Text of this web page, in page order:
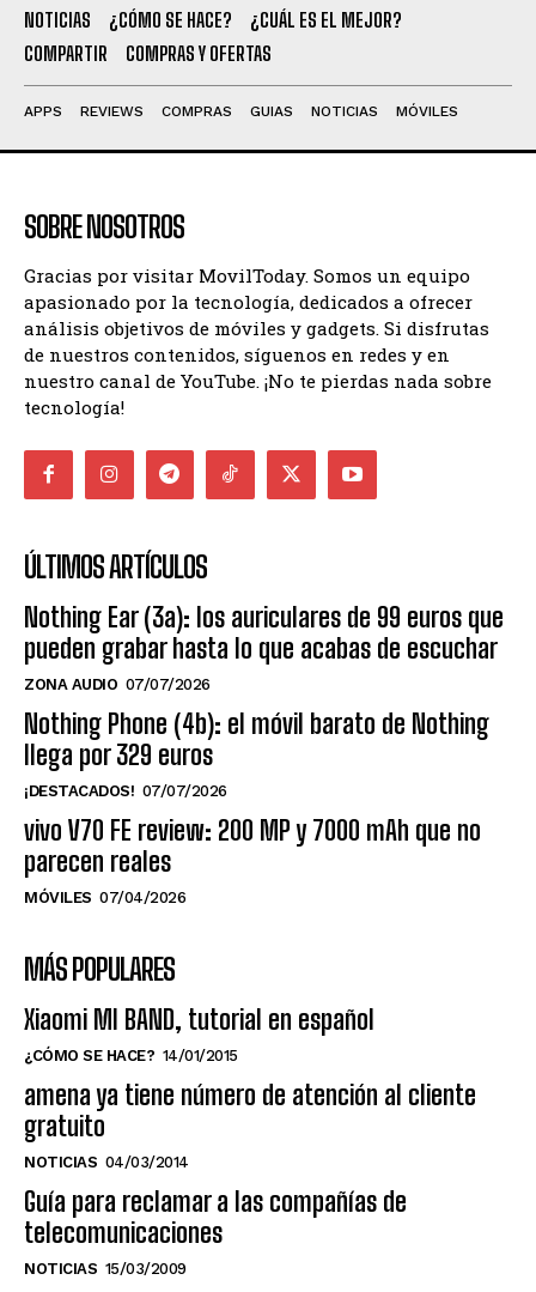
NOTICIAS ¿CÓMO SE HACE?
¿CUÁL ES EL MEJOR?
COMPARTIR
COMPRAS Y OFERTAS
APPS REVIEWS COMPRAS GUIAS NOTICIAS MÓVILES
SOBRE NOSOTROS
Gracias por visitar MovilToday. Somos un equipo
apasionado por la tecnología, dedicados a ofrecer
análisis objetivos de móviles y gadgets. Si disfrutas
de nuestros contenidos, síguenos en redes y en
nuestro canal de YouTube. ¡No te pierdas nada sobre
tecnología!
ÚLTIMOS ARTÍCULOS
Nothing Ear (3a): los auriculares de 99 euros que
pueden grabar hasta lo que acabas de escuchar
ZONA AUDIO 07/07/2026
Nothing Phone (4b): el móvil barato de Nothing
llega por 329 euros
¡DESTACADOS! 07/07/2026
vivo V70 FE review: 200 MP y 7000 mAh que no
parecen reales
MÓVILES 07/04/2026
MÁS POPULARES
Xiaomi MI BAND, tutorial en español
¿CÓMO SE HACE? 14/01/2015
amena ya tiene número de atención al cliente
gratuito
NOTICIAS 04/03/2014
Guía para reclamar a las compañías de
telecomunicaciones
NOTICIAS 15/03/2009